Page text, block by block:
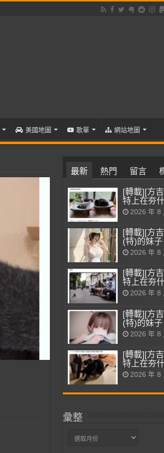
美國地圖 歌單 網站地圖
最新 熱門 留言
[轉載][方
特上在夯
2026 年 8
[轉載][方
(特)的妹
2026 年 8
[轉載][方
特上在夯
2026 年 8
[轉載][方
(特)的妹
2026 年 8
[轉載][方
特上在夯
2026 年 8
彙整
彙